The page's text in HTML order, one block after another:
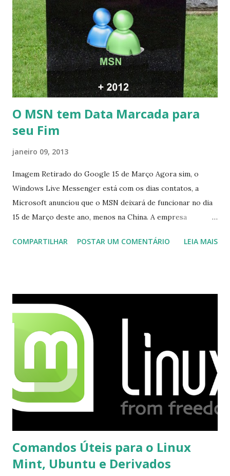
O MSN tem Data Marcada para
seu Fim
janeiro 09, 2013
Imagem Retirado do Google 15 de Março Agora sim, o
Windows Live Messenger está com os dias contatos, a
Microsoft anunciou que o MSN deixará de funcionar no dia
15 de Março deste ano, menos na China. A empresa
integrado com o serviço do MSN, segundo a empresa, os
o Windows Live (assim como muitos profissionais de TI) ,
mesmo na versão para Linux, claro, sempre existem outras
opções e o Pidgin, que se mostra como opção.
COMPARTILHAR POSTAR UM COMENTÁRIO LEIA MAIS
Comandos Úteis para o Linux
Mint, Ubuntu e Derivados